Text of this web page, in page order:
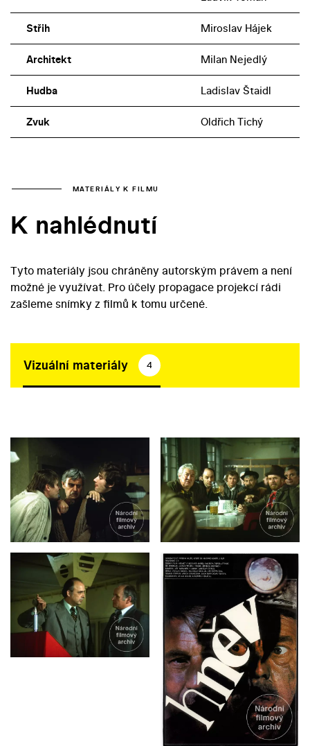
Střih Miroslav Hájek
Architekt Milan Nejedlý
Hudba Ladislav Štaidl
Zvuk Oldřich Tichý
MATERIÁLY K FILMU
K nahlédnutí
Tyto materiály jsou chráněny autorským právem a není
možné je využívat. Pro účely propagace projekcí rádi
zašleme snímky z filmů k tomu určené.
Vizuální materiály 4